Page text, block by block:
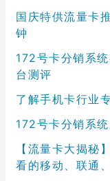
国庆特供流量卡
钟
172号卡分销系
台测评
了解手机卡行业
172号卡分销系
【流量卡大揭
看的移动、联通